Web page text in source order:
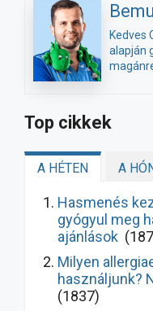
Kedves
alapján
Top cikkek
A HÉTEN A
Hasmenés
gyógyul meg
ajánlások
Milyen
használjunk?
(1837)